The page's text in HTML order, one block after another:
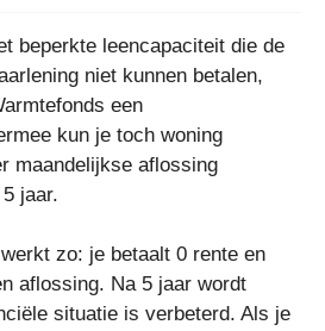
beperkte leencapaciteit die de
niet kunnen betalen,
een
kun je toch woning
maandelijkse aflossing
jaar.
zo: je betaalt 0 rente en
aflossing. Na 5 jaar wordt
situatie is verbeterd. Als je